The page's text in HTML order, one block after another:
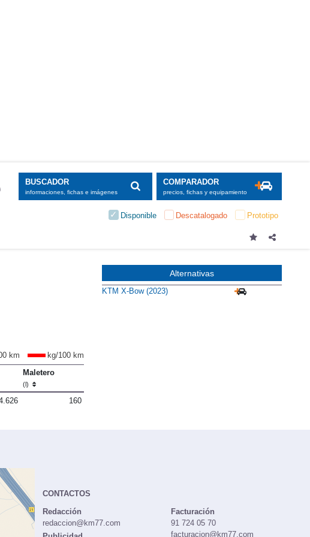
BUSCADOR
informaciones, fichas e imágenes
COMPARADOR
precios, fichas y equipamiento
Disponible Descatalogado Prototipo
km
kg/100 km
Maletero
(l)
160
Alternativas
KTM X-Bow (2023)
CONTACTOS
Redacción
redaccion@km77.com
Facturación
91 724 05 70
facturacion@km77.com